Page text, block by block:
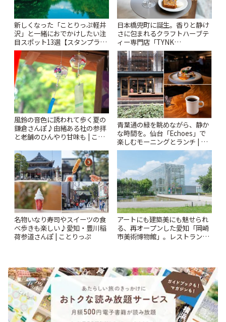
新しくなった「ことりっぷ軽井
沢」と一緒におでかけしたい注
目スポット13選【スタンプラリ
ー開催中】 | ことりっぷ
日本橋兜町に誕生。香りと静け
さに包まれるクラフトハーブテ
ィー専門店「TYNK
Kabutocho」 | ことりっぷ
風鈴の音色に誘われて歩く夏の
鎌倉さんぽ♪由緒ある社の参拝
と老舗のひんやり甘味も | こと
青葉通の緑を眺めながら、静か
な時間を。仙台「Echoes」で
楽しむモーニングとランチ | こ
とりっぷ
名物いなり寿司やスイーツの食
べ歩きも楽しい♪愛知・豊川稲
荷参道さんぽ | ことりっぷ
アートにも建築美にも魅せられ
る、再オープンした愛知「岡崎
市美術博物館」。レストランや